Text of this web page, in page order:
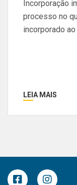
Incorporação
processo no
incorporado
LEIA MAIS